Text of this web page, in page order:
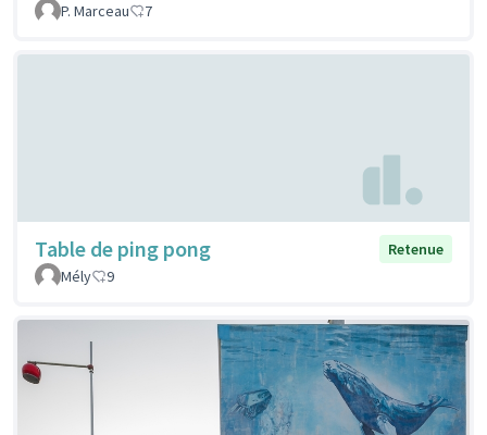
P. Marceau 7
Table de ping pong
Retenue
Mély
9